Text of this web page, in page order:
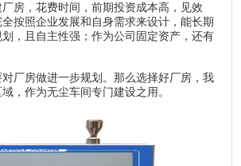
房，花费时间，前期投资成本高，见效
按照企业发展和自身需求来设计，能长期
，且自主性强；作为公司固定资产，还有
厂房做进一步规划。那么选择好厂房，我
，作为无尘车间专门建设之用。